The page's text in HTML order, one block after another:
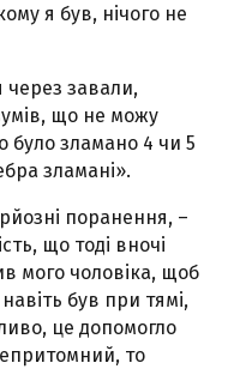
я був, нічого не
через завали,
що не можу
було зламано 4 чи 5
зламані».
поранення, –
що тоді вночі
мого чоловіка, щоб
був при тямі,
це допомогло
то